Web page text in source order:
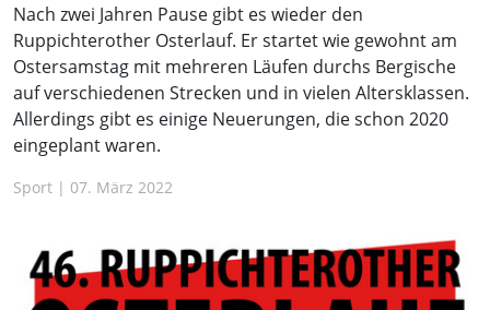
Nach zwei Jahren Pause gibt es wieder den
Ruppichterother Osterlauf. Er startet wie gewohnt am
Ostersamstag mit mehreren Läufen durchs Bergische
auf verschiedenen Strecken und in vielen Altersklassen.
Allerdings gibt es einige Neuerungen, die schon 2020
eingeplant waren.
Sport | 07. März 2022